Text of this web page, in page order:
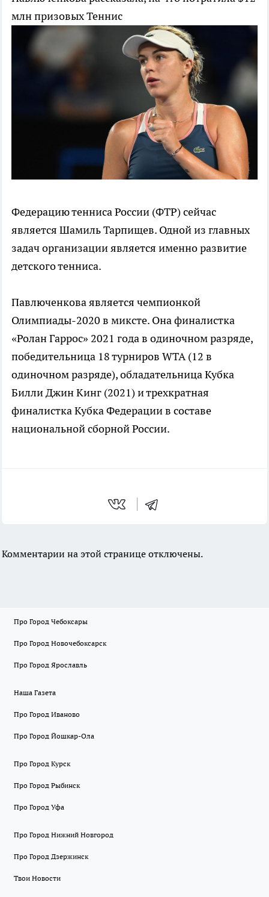
млн призовыхТеннис
Федерацию тенниса России (ФТР) сейчас
является Шамиль Тарпищев. Одной из главных
задач организации является именно развитие
детского тенниса.
Павлюченкова является чемпионкой
Олимпиады-2020 в миксте. Она финалистка
«Ролан Гаррос» 2021 года в одиночном разряде,
победительница 18 турниров WTA (12 в
одиночном разряде), обладательница Кубка
Билли Джин Кинг (2021) и трехкратная
финалистка Кубка Федерации в составе
национальной сборной России.
Комментарии на этой странице отключены.
Про Город Чебоксары
Про Город Новочебоксарск
Про Город Ярославль
Наша Газета
Про Город Иваново
Про Город Йошкар-Ола
Про Город Курск
Про Город Рыбинск
Про Город Уфа
Про Город Нижний Новгород
Про Город Дзержинск
Твои Новости